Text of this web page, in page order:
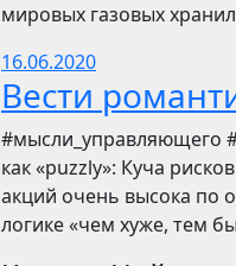
мировых газовых
16.06.2020
Вести
​​#мысли_управляющего
как «puzzly»: Куча
акций очень высока по
логике «чем хуже, тем